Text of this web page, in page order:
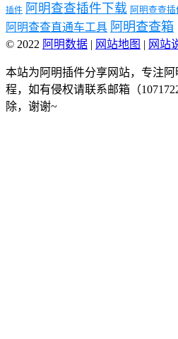
插件 阿明查查插件下载 阿明查查插
阿明查查直通车工具 阿明查查箱
© 2022 阿明数据 | 网站地图 | 网站
本站为阿明插件分享网站，专注
程，如有侵权请联系邮箱（
除，谢谢~